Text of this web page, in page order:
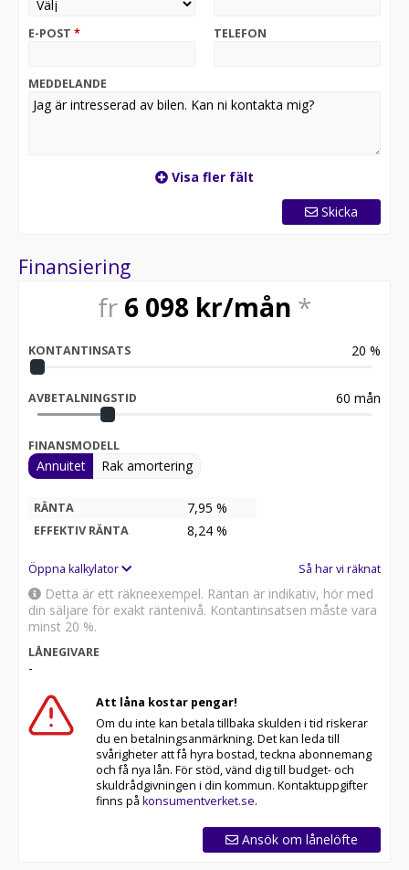
E-POST * TELEFON
MEDDELANDE
Visa fler fält
Skicka
Finansiering
fr 6 098 kr/mån *
KONTANTINSATS 20 %
AVBETALNINGSTID 60 mån
FINANSMODELL
Annuitet Rak amortering
RÄNTA 7,95 %
EFFEKTIV RÄNTA 8,24 %
Öppna kalkylator Så har vi räknat
Detta är ett räkneexempel. Räntan är indikativ, hör med
din säljare för exakt räntenivå. Kontantinsatsen måste vara
minst 20 %.
LÅNEGIVARE
-
Att låna kostar pengar!
Om du inte kan betala tillbaka skulden i tid riskerar
du en betalningsanmärkning. Det kan leda till
svårigheter att få hyra bostad, teckna abonnemang
och få nya lån. För stöd, vänd dig till budget- och
skuldrådgivningen i din kommun. Kontaktuppgifter
finns på konsumentverket.se.
Ansök om lånelöfte